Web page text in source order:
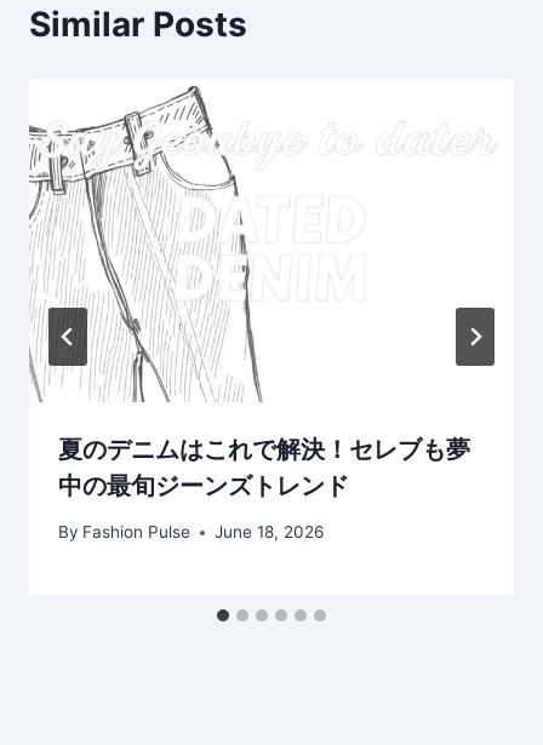
Similar Posts
夏のデニムはこれで解決！セレブも夢
中の最旬ジーンズトレンド
By Fashion Pulse June 18, 2026